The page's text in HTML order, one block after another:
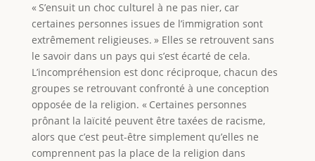
« S’ensuit un choc culturel à ne pas nier, car
certaines personnes issues de l’immigration sont
extrêmement religieuses. » Elles se retrouvent sans
le savoir dans un pays qui s’est écarté de cela.
L’incompréhension est donc réciproque, chacun des
groupes se retrouvant confronté à une conception
opposée de la religion. « Certaines personnes
prônant la laïcité peuvent être taxées de racisme,
alors que c’est peut-être simplement qu’elles ne
comprennent pas la place de la religion dans